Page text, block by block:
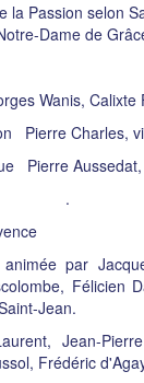
la Passion selon
Dame de
Wanis, Calixte
Pierre Charles,
Pierre
.
par
Félicien
Jean.
Jean-
Frédéric